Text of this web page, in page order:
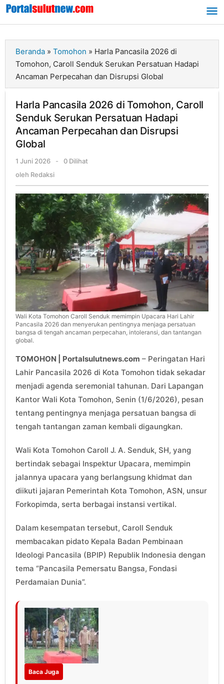
Lewati
Beranda » Tomohon » Harla Pancasila 2026 di
Tomohon, Caroll Senduk Serukan Persatuan Hadapi
Ancaman Perpecahan dan Disrupsi Global
Harla Pancasila 2026 di Tomohon, Caroll
Senduk Serukan Persatuan Hadapi
Ancaman Perpecahan dan Disrupsi
Global
1 Juni 2026
oleh
-
0 Dilihat
oleh Redaksi
Wali Kota Tomohon Caroll Senduk memimpin Upacara Hari Lahir
Pancasila 2026 dan menyerukan pentingnya menjaga persatuan
bangsa di tengah ancaman perpecahan, intoleransi, dan tantangan
global.
TOMOHON | Portalsulutnews.com – Peringatan Hari
Lahir Pancasila 2026 di Kota Tomohon tidak sekadar
menjadi agenda seremonial tahunan. Dari Lapangan
Kantor Wali Kota Tomohon, Senin (1/6/2026), pesan
tentang pentingnya menjaga persatuan bangsa di
tengah tantangan zaman kembali digaungkan.
Wali Kota Tomohon Caroll J. A. Senduk, SH, yang
bertindak sebagai Inspektur Upacara, memimpin
jalannya upacara yang berlangsung khidmat dan
diikuti jajaran Pemerintah Kota Tomohon, ASN, unsur
Forkopimda, serta berbagai instansi vertikal.
Dalam kesempatan tersebut, Caroll Senduk
membacakan pidato Kepala Badan Pembinaan
Ideologi Pancasila (BPIP) Republik Indonesia dengan
tema “Pancasila Pemersatu Bangsa, Fondasi
Perdamaian Dunia”.
Baca Juga